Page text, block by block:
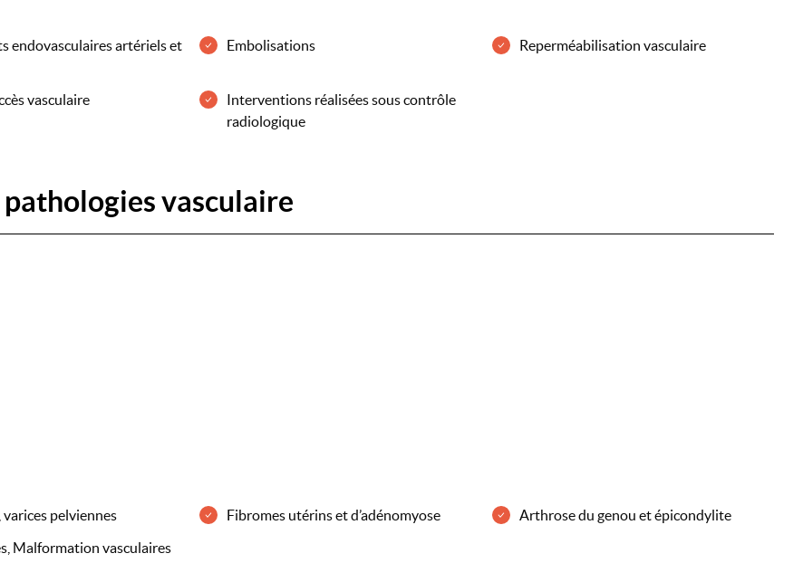
endovasculaires artériels et
Embolisations Reperméabilisation vasculaire
vasculaire
Interventions réalisées sous contrôle
radiologique
vasculaire
varices pelviennes Fibromes utérins et d’adénomyose
Arthrose du genou et épicondylite
Malformation vasculaires